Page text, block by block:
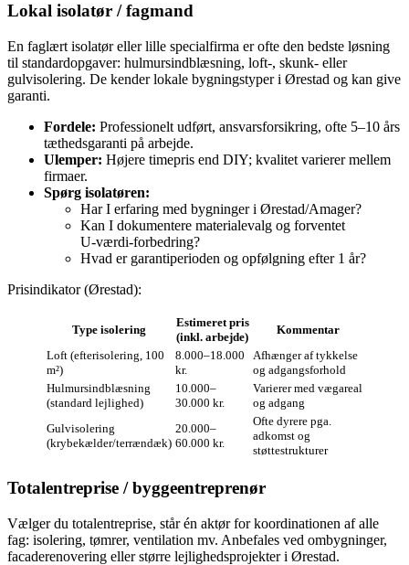
Lokal isolatør / fagmand
En faglært isolatør eller lille specialfirma er ofte den bedste løsning
til standardopgaver: hulmursindblæsning, loft-, skunk- eller
gulvisolering. De kender lokale bygningstyper i Ørestad og kan give
garanti.
Fordele: Professionelt udført, ansvarsforsikring, ofte 5–10 års
tæthedsgaranti på arbejde.
Ulemper: Højere timepris end DIY; kvalitet varierer mellem
firmaer.
Spørg isolatøren:
Har I erfaring med bygninger i Ørestad/Amager?
Kan I dokumentere materialevalg og forventet
U‑værdi‑forbedring?
Hvad er garantiperioden og opfølgning efter 1 år?
Prisindikator (Ørestad):
Type isolering
Estimeret pris
(inkl. arbejde)
Kommentar
Loft (efterisolering, 100
m²)
8.000–18.000
kr.
Afhænger af tykkelse
og adgangsforhold
Hulmursindblæsning
(standard lejlighed)
10.000–
30.000 kr.
Varierer med vægareal
og adgang
Gulvisolering
(krybekælder/terrændæk)
20.000–
60.000 kr.
Ofte dyrere pga.
adkomst og
støttestrukturer
Totalentreprise / byggeentreprenør
Vælger du totalentreprise, står én aktør for koordinationen af alle
fag: isolering, tømrer, ventilation mv. Anbefales ved ombygninger,
facaderenovering eller større lejlighedsprojekter i Ørestad.